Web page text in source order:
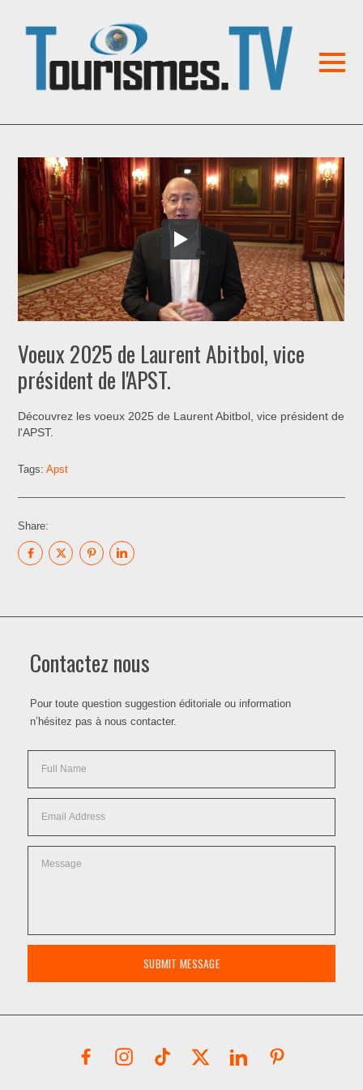
Voeux 2025 de Laurent Abitbol, vice
président de l'APST.
Découvrez les voeux 2025 de Laurent Abitbol, vice président de
l'APST.
Tags:Apst
Share:
Contactez nous
Pour toute question suggestion éditoriale ou information
n’hésitez pas à nous contacter.
SUBMIT MESSAGE